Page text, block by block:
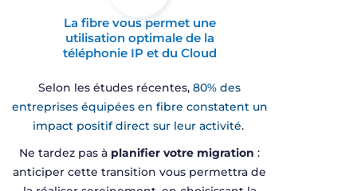
La fibre vous permet une
utilisation optimale de la
téléphonie IP et du Cloud
Selon les études récentes, 80% des
entreprises équipées en fibre constatent un
impact positif direct sur leur activité.
Ne tardez pas à planifier votre migration :
anticiper cette transition vous permettra de